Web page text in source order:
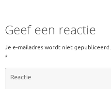
Geef een reactie
Je e-mailadres wordt niet gepubliceerd.
*